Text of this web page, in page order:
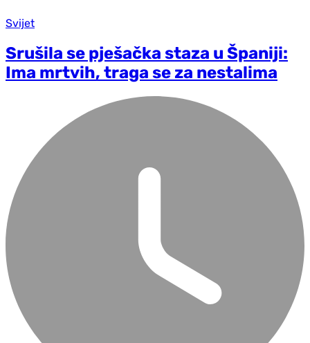
Svijet
Srušila se pješačka staza u Španiji:
Ima mrtvih, traga se za nestalima